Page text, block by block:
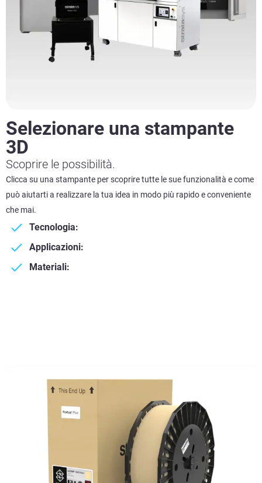
Selezionare una stampante
3D
Scoprire le possibilità.
Clicca su una stampante per scoprire tutte le sue funzionalità e come
può aiutarti a realizzare la tua idea in modo più rapido e conveniente
che mai.
Tecnologia:
Applicazioni:
Materiali: